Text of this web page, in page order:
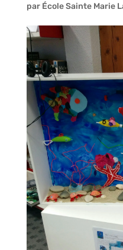
par École Sainte Marie